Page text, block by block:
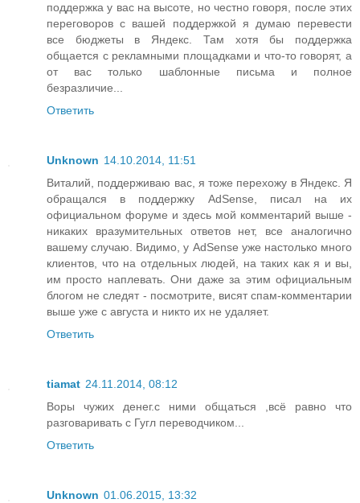
поддержка у вас на высоте, но честно говоря, после этих
переговоров с вашей поддержкой я думаю перевести
все бюджеты в Яндекс. Там хотя бы поддержка
общается с рекламными площадками и что-то говорят, а
от вас только шаблонные письма и полное
безразличие...
Ответить
Unknown 14.10.2014, 11:51
Виталий, поддерживаю вас, я тоже перехожу в Яндекс. Я
обращался в поддержку AdSense, писал на их
официальном форуме и здесь мой комментарий выше -
никаких вразумительных ответов нет, все аналогично
вашему случаю. Видимо, у AdSense уже настолько много
клиентов, что на отдельных людей, на таких как я и вы,
им просто наплевать. Они даже за этим официальным
блогом не следят - посмотрите, висят спам-комментарии
выше уже с августа и никто их не удаляет.
Ответить
tiamat 24.11.2014, 08:12
Воры чужих денег.с ними общаться ,всё равно что
разговаривать с Гугл переводчиком...
Ответить
Unknown 01.06.2015, 13:32